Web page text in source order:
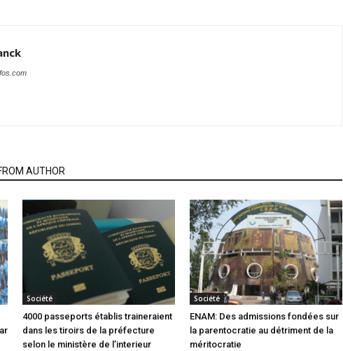
AUTHOR
Société
4000 passeports établis traineraient
dans les tiroirs de la préfecture
selon le ministère de l’interieur
Société
ENAM: Des admissions fondées sur
la parentocratie au détriment de la
méritocratie